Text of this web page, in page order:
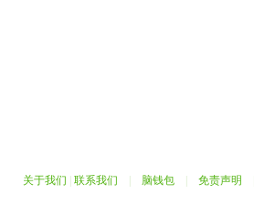
关于我们 联系我们 脑钱包 免责声明